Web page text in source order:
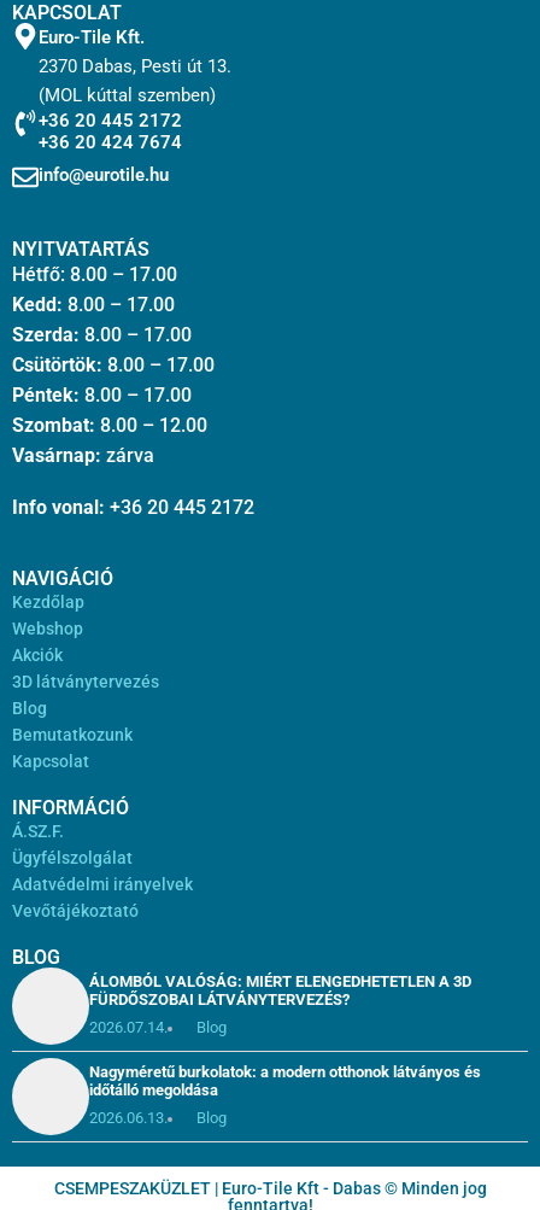
KAPCSOLAT
Euro-Tile Kft.
2370 Dabas, Pesti út 13.
(MOL kúttal szemben)
+36 20 445 2172
+36 20 424 7674
info@eurotile.hu
NYITVATARTÁS
Hétfő: 8.00 – 17.00
Kedd: 8.00 – 17.00
Szerda: 8.00 – 17.00
Csütörtök: 8.00 – 17.00
Péntek: 8.00 – 17.00
Szombat: 8.00 – 12.00
Vasárnap: zárva
Info vonal: +36 20 445 2172
NAVIGÁCIÓ
Kezdőlap
Webshop
Akciók
3D látványtervezés
Blog
Bemutatkozunk
Kapcsolat
INFORMÁCIÓ
Á.SZ.F.
Ügyfélszolgálat
Adatvédelmi irányelvek
Vevőtájékoztató
BLOG
ÁLOMBÓL VALÓSÁG: MIÉRT ELENGEDHETETLEN A 3D
FÜRDŐSZOBAI LÁTVÁNYTERVEZÉS?
2026.07.14.
Blog
Nagyméretű burkolatok: a modern otthonok látványos és
időtálló megoldása
2026.06.13.
Blog
CSEMPESZAKÜZLET | Euro-Tile Kft - Dabas © Minden jog
fenntartva!